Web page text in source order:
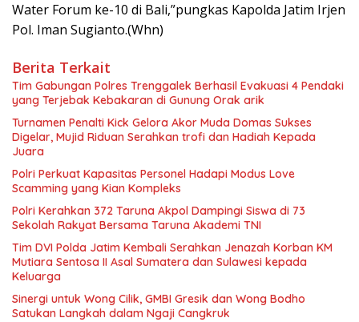
Water Forum ke-10 di Bali,”pungkas Kapolda Jatim Irjen
Pol. Iman Sugianto.(Whn)
Berita Terkait
Tim Gabungan Polres Trenggalek Berhasil Evakuasi 4 Pendaki
yang Terjebak Kebakaran di Gunung Orak arik
Turnamen Penalti Kick Gelora Akor Muda Domas Sukses
Digelar, Mujid Riduan Serahkan trofi dan Hadiah Kepada
Juara
Polri Perkuat Kapasitas Personel Hadapi Modus Love
Scamming yang Kian Kompleks
Polri Kerahkan 372 Taruna Akpol Dampingi Siswa di 73
Sekolah Rakyat Bersama Taruna Akademi TNI
Tim DVI Polda Jatim Kembali Serahkan Jenazah Korban KM
Mutiara Sentosa II Asal Sumatera dan Sulawesi kepada
Keluarga
Sinergi untuk Wong Cilik, GMBI Gresik dan Wong Bodho
Satukan Langkah dalam Ngaji Cangkruk